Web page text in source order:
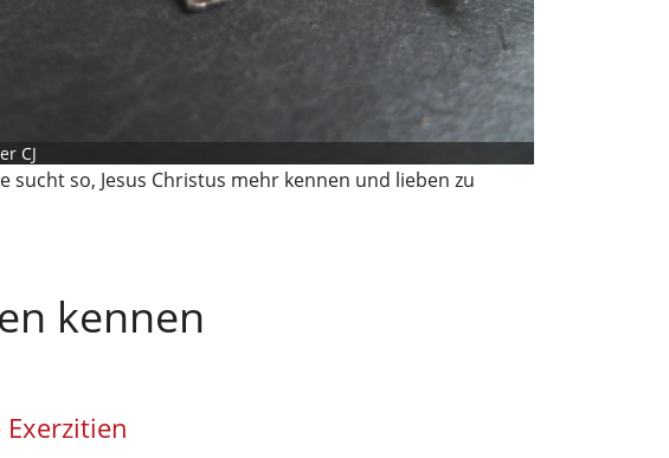
CJ
so, Jesus Christus mehr kennen und lieben zu
kennen